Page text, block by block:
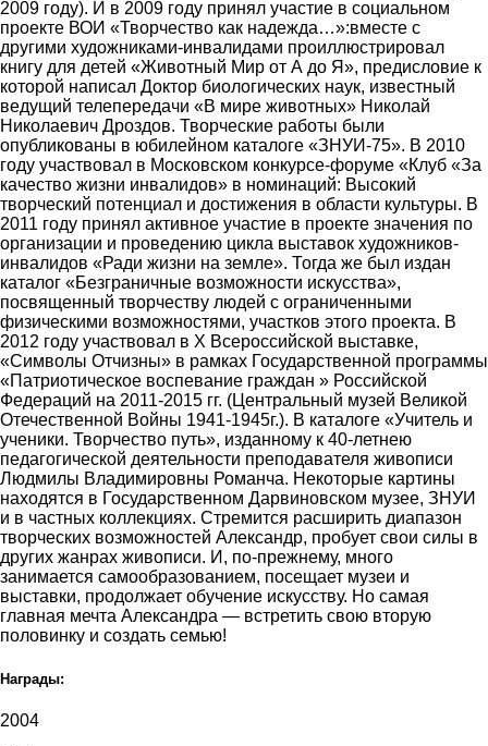
2009 году). И в 2009 году принял участие в социальном
проекте ВОИ «Творчество как надежда…»:вместе с
другими художниками-инвалидами проиллюстрировал
книгу для детей «Животный Мир от А до Я», предисловие к
которой написал Доктор биологических наук, известный
ведущий телепередачи «В мире животных» Николай
Николаевич Дроздов. Творческие работы были
опубликованы в юбилейном каталоге «ЗНУИ-75». В 2010
году участвовал в Московском конкурсе-форуме «Клуб «За
качество жизни инвалидов» в номинаций: Высокий
творческий потенциал и достижения в области культуры. В
2011 году принял активное участие в проекте значения по
организации и проведению цикла выставок художников-
инвалидов «Ради жизни на земле». Тогда же был издан
каталог «Безграничные возможности искусства»,
посвященный творчеству людей с ограниченными
физическими возможностями, участков этого проекта. В
2012 году участвовал в Х Всероссийской выставке,
«Символы Отчизны» в рамках Государственной программы
«Патриотическое воспевание граждан » Российской
Федераций на 2011-2015 гг. (Центральный музей Великой
Отечественной Войны 1941-1945г.). В каталоге «Учитель и
ученики. Творчество путь», изданному к 40-летнею
педагогической деятельности преподавателя живописи
Людмилы Владимировны Романча. Некоторые картины
находятся в Государственном Дарвиновском музее, ЗНУИ
и в частных коллекциях. Стремится расширить диапазон
творческих возможностей Александр, пробует свои силы в
других жанрах живописи. И, по-прежнему, много
занимается самообразованием, посещает музеи и
выставки, продолжает обучение искусству. Но самая
главная мечта Александра — встретить свою вторую
половинку и создать семью!
Награды:
2004